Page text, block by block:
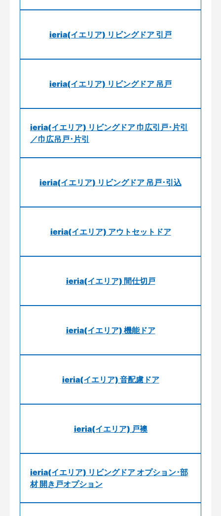
ieria(イエリア) リビングドア 引戸
ieria(イエリア) リビングドア 吊戸
ieria(イエリア) リビングドア 巾広引戸･片引
／巾広吊戸･片引
ieria(イエリア) リビングドア 吊戸･引込
ieria(イエリア) アウトセットドア
ieria(イエリア) 間仕切戸
ieria(イエリア) 機能ドア
ieria(イエリア) 音配慮ドア
ieria(イエリア) 戸襖
ieria(イエリア) リビングドア オプション･部
材 開き戸オプション